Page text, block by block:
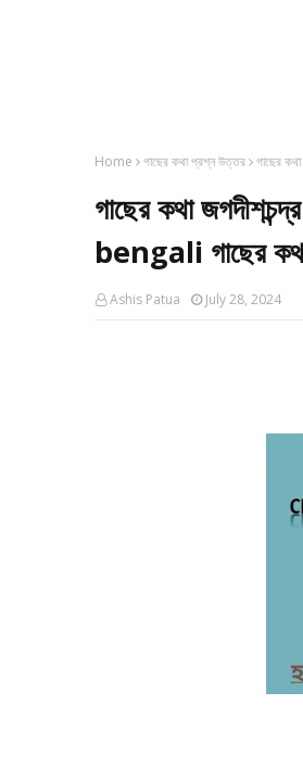
Home গাছের কথা প্রশ্ন উত্তর গাছের
গাছের কথা
bengali গাছের
Ashis Patua July 28, 2024